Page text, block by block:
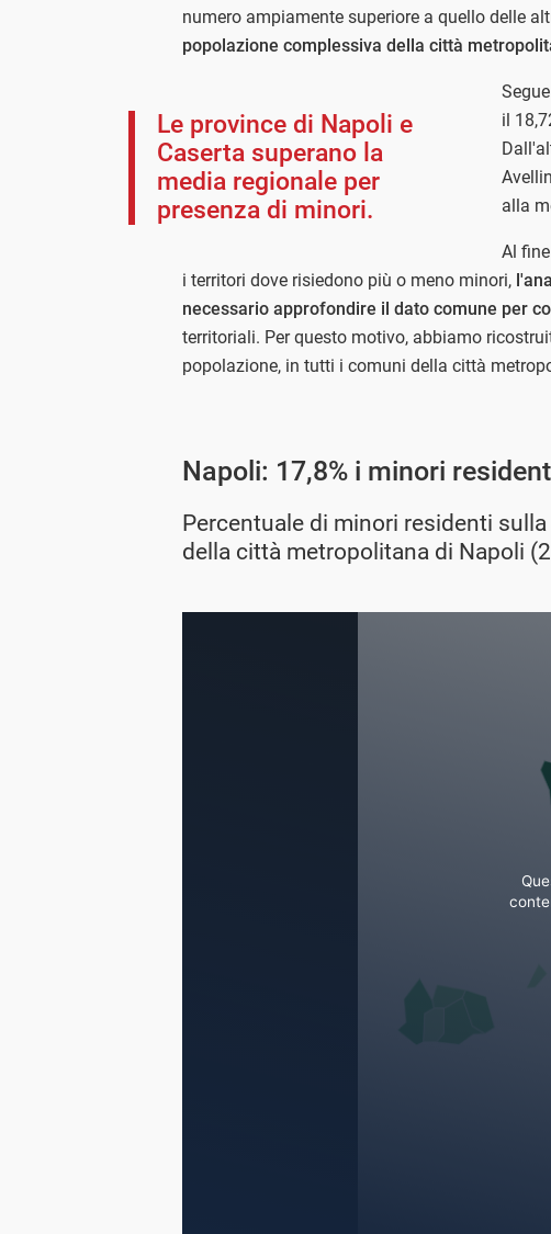
numero ampiamente superiore a quello delle
popolazione complessiva della città
Le province di Napoli e
Caserta superano la
media regionale per
presenza di minori.
il
alla
Al
i territori dove risiedono più o meno minori,
necessario approfondire il dato comune per
territoriali. Per questo motivo, abbiamo
popolazione, in tutti i comuni della città
Napoli: 17,8% i minori
Percentuale di minori residenti
della città metropolitana di Napoli